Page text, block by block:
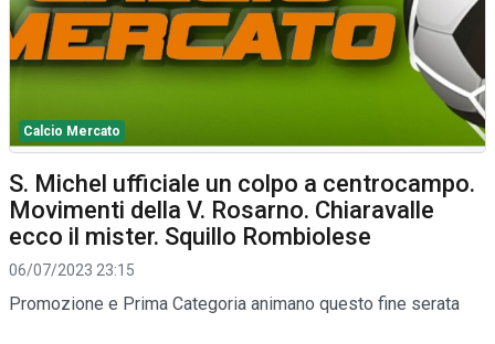
Calcio Mercato
S. Michel ufficiale un colpo a centrocampo.
Movimenti della V. Rosarno. Chiaravalle
ecco il mister. Squillo Rombiolese
06/07/2023 23:15
Promozione e Prima Categoria animano questo fine serata